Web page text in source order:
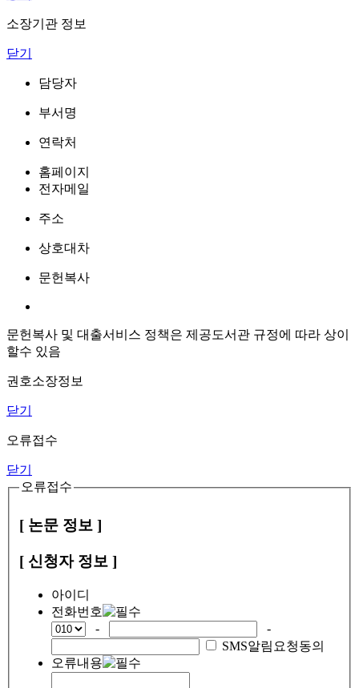
소장기관 정보
닫기
담당자
부서명
연락처
홈페이지
전자메일
주소
상호대차
문헌복사
문헌복사 및 대출서비스 정책은 제공도서관 규정에 따라 상이
할수 있음
권호소장정보
닫기
오류접수
닫기
오류접수
[ 논문 정보 ]
[ 신청자 정보 ]
아이디
전화번호
-
-
SMS알림요청동의
오류내용